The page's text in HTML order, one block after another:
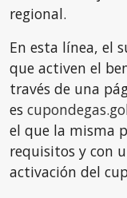
regional.
En esta línea, el
que activen el
través de una
es
el que la misma
requisitos y con
activación del